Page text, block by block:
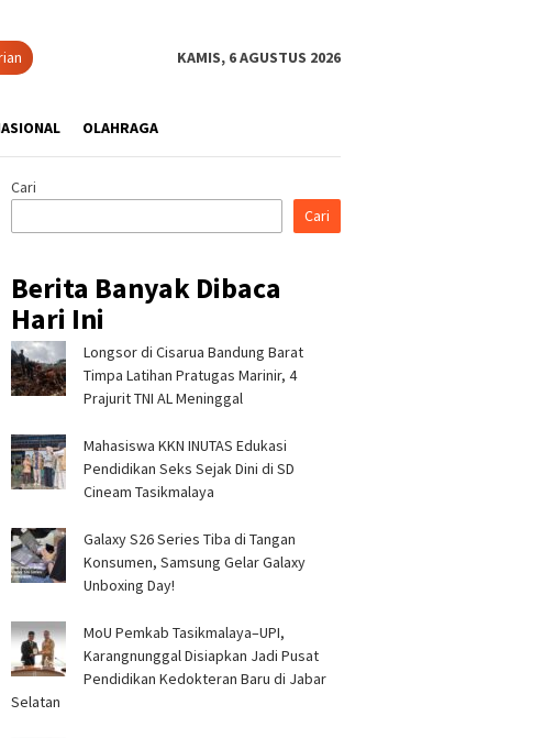
KAMIS, 6 AGUSTUS 2026
OLAHRAGA
Hadir di Indonesia Fashion
Week 2026, Tujuh Mitra
Binaan Pertamina Patra
Pasar dan Jejaring Bisnis
Kapolres Tasikmalaya
Silaturahmi ke Ponpes
Kamtibmas
Cari
Cari
Berita Banyak Dibaca
Hari Ini
Longsor di Cisarua Bandung Barat
Timpa Latihan Pra­tugas Marinir, 4
Prajurit TNI AL Meninggal
Mahasiswa KKN INUTAS Edukasi
Pendidikan Seks Sejak Dini di SD
Cineam Tasikmalaya
Galaxy S26 Series Tiba di Tangan
Konsumen, Samsung Gelar Galaxy
Unboxing Day!
MoU Pemkab Tasikmalaya–UPI,
Karangnunggal Disiapkan Jadi Pusat
Pendidikan Kedokteran Baru di Jabar
Selatan